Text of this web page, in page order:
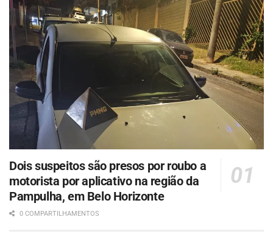
Dois suspeitos são presos por roubo a
motorista por aplicativo na região da
Pampulha, em Belo Horizonte
0 COMPARTILHAMENTOS